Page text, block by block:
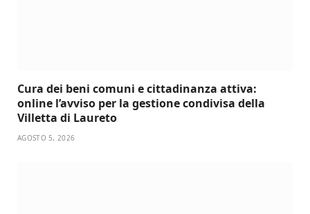
Cura dei beni comuni e cittadinanza attiva:
online l’avviso per la gestione condivisa della
Villetta di Laureto
AGOSTO 5, 2026